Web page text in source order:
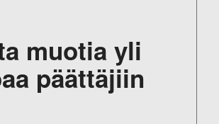
muotia yli
päättäjiin